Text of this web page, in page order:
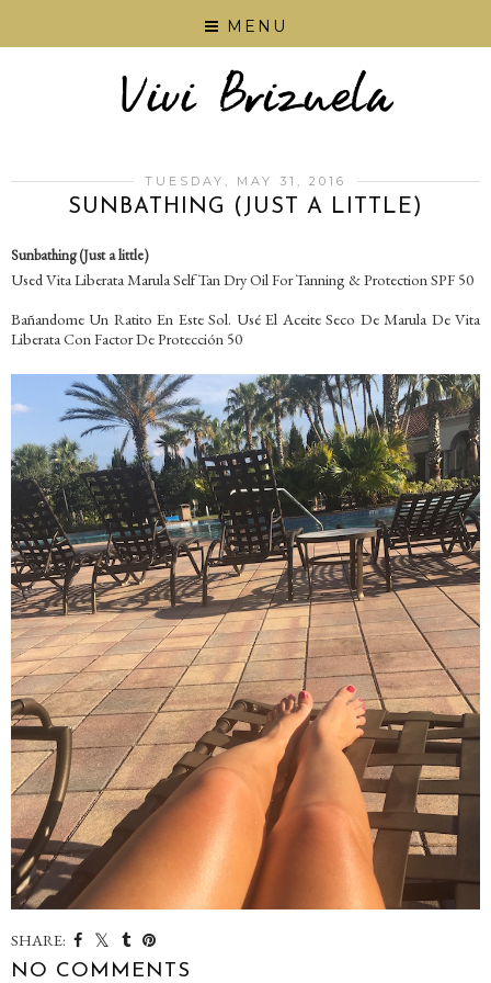
MENU
TUESDAY, MAY 31, 2016
SUNBATHING (JUST A LITTLE)
Sunbathing (Just a little)
Used Vita Liberata Marula Self Tan Dry Oil For Tanning & Protection SPF 50
Bañandome Un Ratito En Este Sol. Usé El Aceite Seco De Marula De Vita
Liberata Con Factor De Protección 50
SHARE:
NO COMMENTS